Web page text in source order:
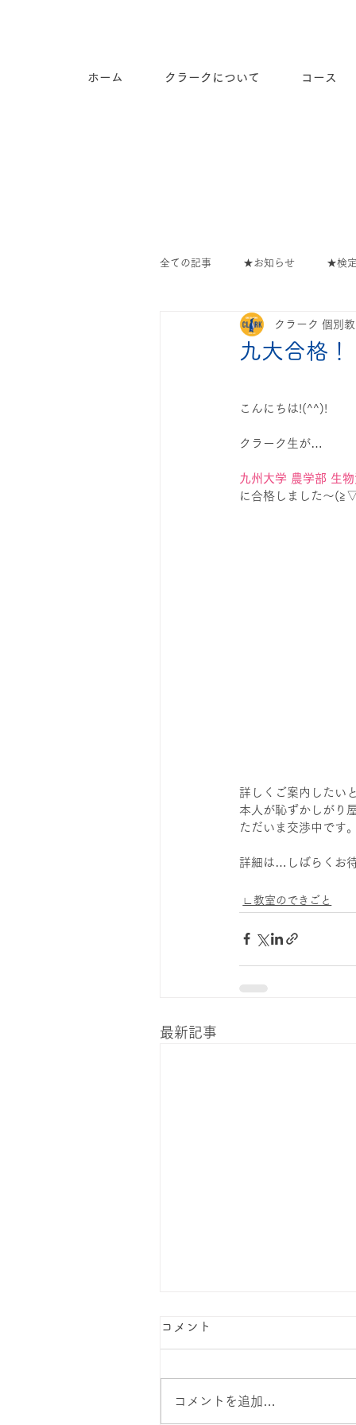
ホーム クラークについて コース
全ての記事 ★お知らせ ★検
教室の出来事 ∟教室のでき
九大合格！
クラーク 個別
こんにちは!(^^)!
クラーク生が…
九州大学 農学部 生
に合格しました～
詳しくご案内したい
本人が恥ずかしがり
ただいま交渉中です。
詳細は…しばらくお
∟教室のできごと
最新記事
コメント
コメントを追加…